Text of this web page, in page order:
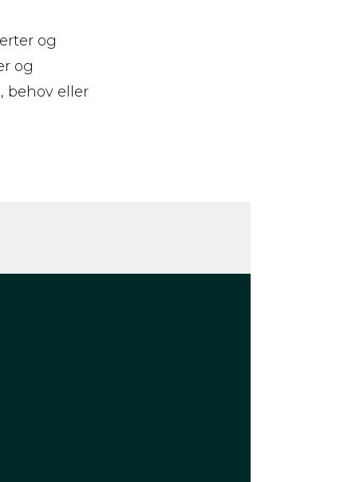
og
og
behov eller